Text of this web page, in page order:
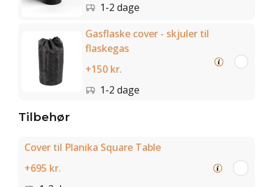
1-2 dage
Gasflaske cover - skjuler til
flaskegas
+150 kr.
1-2 dage
Tilbehør
Cover til Planika Square Table
+695 kr.